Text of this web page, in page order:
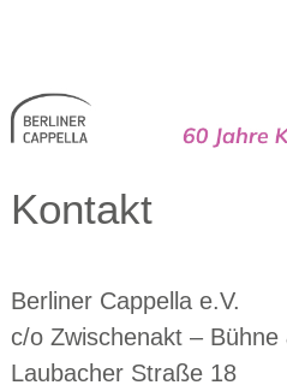
Kontakt
Berliner Cappella e.V.
c/o Zwischenakt – Bühne
Laubacher Straße 18